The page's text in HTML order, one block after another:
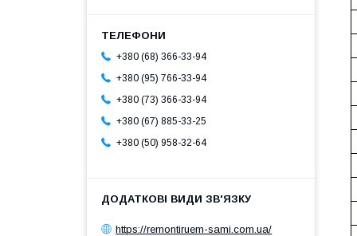
+380 (68) 366-33-94
+380 (95) 766-33-94
+380 (73) 366-33-94
+380 (67) 885-33-25
+380 (50) 958-32-64
https://remontiruem-sami.com.ua/